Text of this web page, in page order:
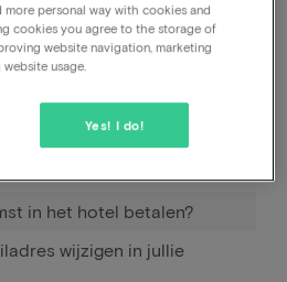
om mijn kind(eren) mee
in het hotel betalen?
wijzigen in jullie
personal way with cookies and
cookies you agree to the storage of
website navigation, marketing
usage.
Yes! I do!